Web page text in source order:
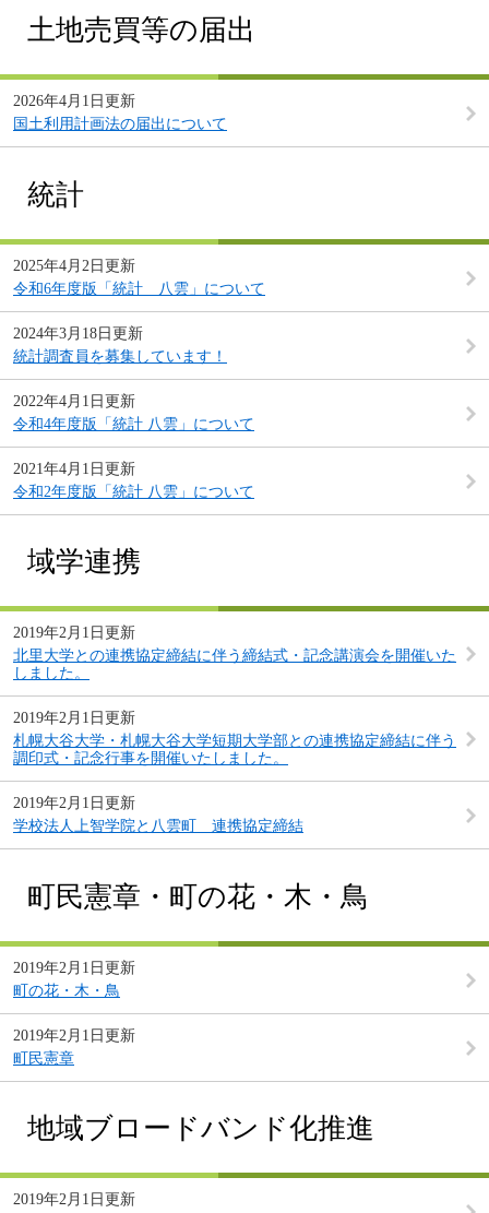
土地売買等の届出
2026年4月1日更新
国土利用計画法の届出について
統計
2025年4月2日更新
令和6年度版「統計 八雲」について
2024年3月18日更新
統計調査員を募集しています！
2022年4月1日更新
令和4年度版「統計 八雲」について
2021年4月1日更新
令和2年度版「統計 八雲」について
域学連携
2019年2月1日更新
北里大学との連携協定締結に伴う締結式・記念講演会を開催いた
しました。
2019年2月1日更新
札幌大谷大学・札幌大谷大学短期大学部との連携協定締結に伴う
調印式・記念行事を開催いたしました。
2019年2月1日更新
学校法人上智学院と八雲町 連携協定締結
町民憲章・町の花・木・鳥
2019年2月1日更新
町の花・木・鳥
2019年2月1日更新
町民憲章
地域ブロードバンド化推進
2019年2月1日更新